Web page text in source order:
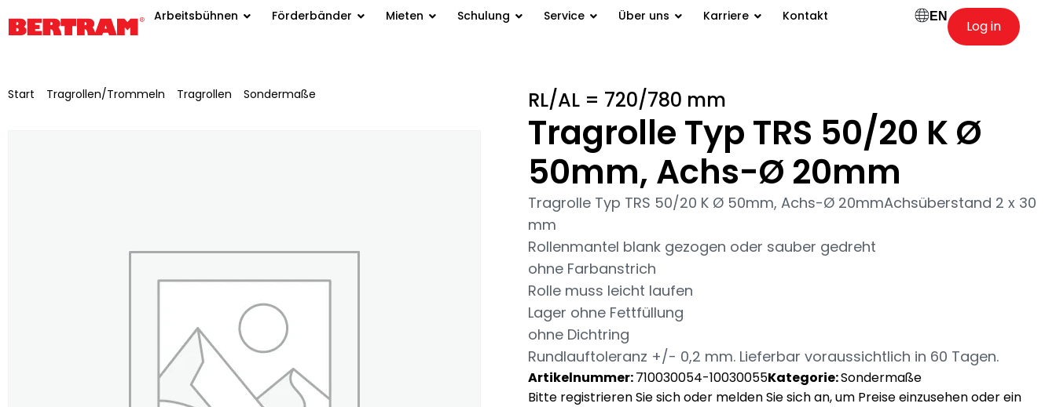
Arbeitsbühnen Förderbänder Mieten Schulung Service Über uns Karriere Kontakt EN
Log in
Start Tragrollen/Trommeln Tragrollen Sondermaße RL/AL = 720/780 mm
Tragrolle Typ TRS 50/20 K Ø
50mm, Achs-Ø 20mm
Tragrolle Typ TRS 50/20 K Ø 50mm, Achs-Ø 20mmAchsüberstand 2 x 30
mm
Rollenmantel blank gezogen oder sauber gedreht
ohne Farbanstrich
Rolle muss leicht laufen
Lager ohne Fettfüllung
ohne Dichtring
Rundlauftoleranz +/- 0,2 mm. Lieferbar voraussichtlich in 60 Tagen.
Artikelnummer:710030054-10030055Kategorie:Sondermaße
Bitte registrieren Sie sich oder melden Sie sich an, um Preise einzusehen oder ein